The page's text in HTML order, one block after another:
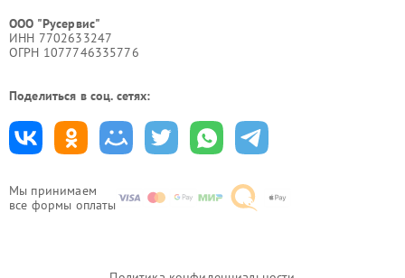
Мы принимаем
все формы оплаты
ООО "Русервис"
ИНН 7702633247
ОГРН 1077746335776
Поделиться в соц. сетях: